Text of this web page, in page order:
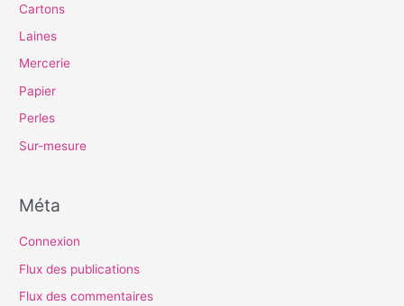
Cartons
Laines
Mercerie
Papier
Perles
Sur-mesure
Méta
Connexion
Flux des publications
Flux des commentaires